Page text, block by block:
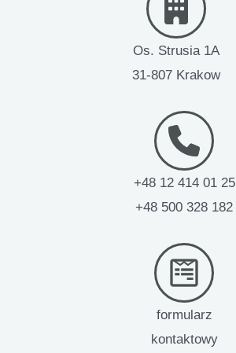
Os. Strusia 1A
31-807 Krakow
+48 12 414 01 25
+48 500 328 182
formularz
kontaktowy